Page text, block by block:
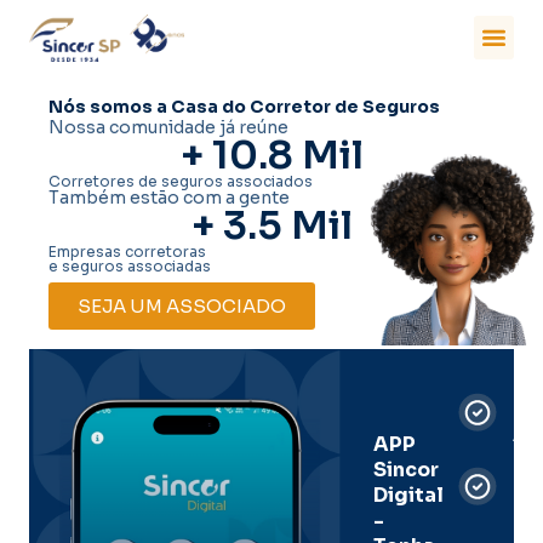
Nós somos a Casa do Corretor de Seguros
Nossa comunidade já reúne
+ 10.8 Mil
Corretores de seguros associados
Também estão com a gente
+ 3.5 Mil
Empresas corretoras
e seguros associadas
SEJA UM ASSOCIADO
APP
Sincor
Digital
-